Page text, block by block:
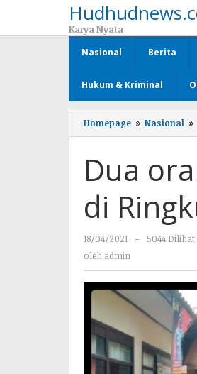
Karya Nyata
Nasional Berita
Hukum & Kriminal
Homepage » Nasional »
Dua
di
18/04/2021
oleh
-
5044 Dilihat
oleh admin